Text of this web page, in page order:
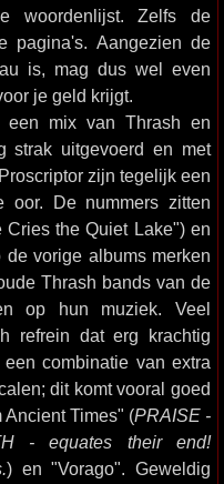
woordenlijst. Zelfs de
pagina's. Aangezien de
is, mag dus wel even
je geld krijgt.
een mix van Thrash en
strak uitgevoerd en met
zijn tegelijk een
oor. De nummers zitten
the Quiet Lake") en
vorige albums merken
Thrash bands van de
op hun muziek. Veel
refrein dat erg krachtig
combinatie van extra
dit komt vooral goed
Times" (PRAISE -
- equates their end!
) en "Vorago". Geweldig